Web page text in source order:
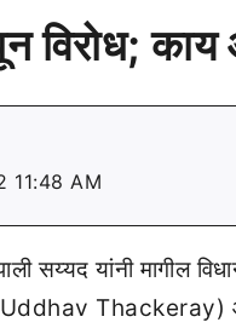
विरोध;
11:48 AM
सय्यद यांनी मागील
(Uddhav